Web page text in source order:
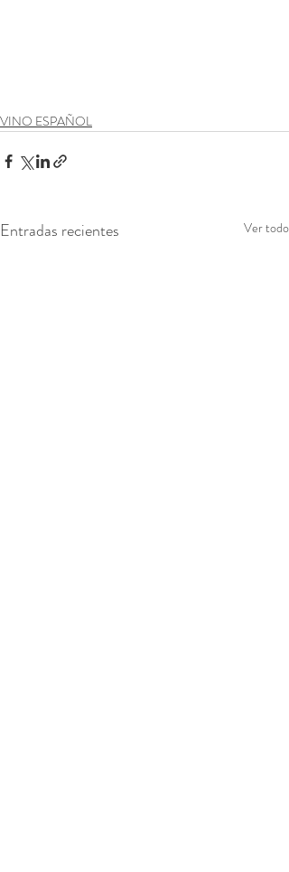
VINO ESPAÑOL
Entradas recientes Ver todo